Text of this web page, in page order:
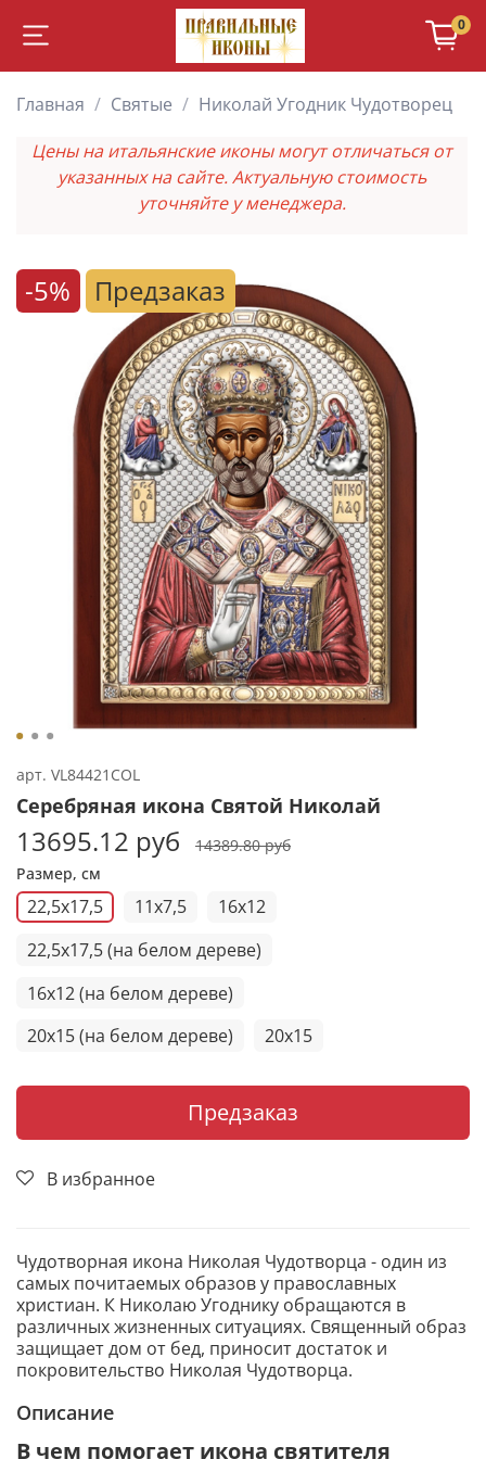
0
Главная Святые
Николай Угодник Чудотворец
Цены на итальянские иконы могут отличаться от
указанных на сайте. Актуальную стоимость
уточняйте у менеджера.
-5% Предзаказ
арт. VL84421COL
Серебряная икона Святой Николай
13695.12 руб
14389.80 руб
Размер, см
22,5x17,5 11x7,5
16x12
22,5x17,5 (на белом дереве)
16x12 (на белом дереве)
20x15 (на белом дереве)
20x15
Предзаказ
В избранное
Чудотворная икона Николая Чудотворца - один из
самых почитаемых образов у православных
христиан. К Николаю Угоднику обращаются в
различных жизненных ситуациях. Священный образ
защищает дом от бед, приносит достаток и
покровительство Николая Чудотворца.
Описание
В чем помогает икона святителя